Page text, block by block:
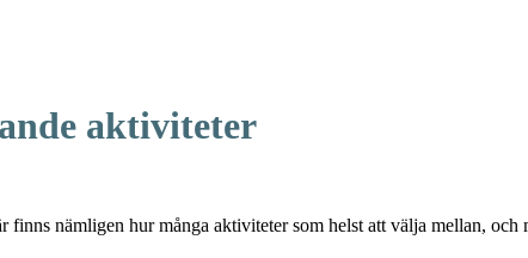
aktiviteter
nämligen hur många aktiviteter som helst att välja mellan,